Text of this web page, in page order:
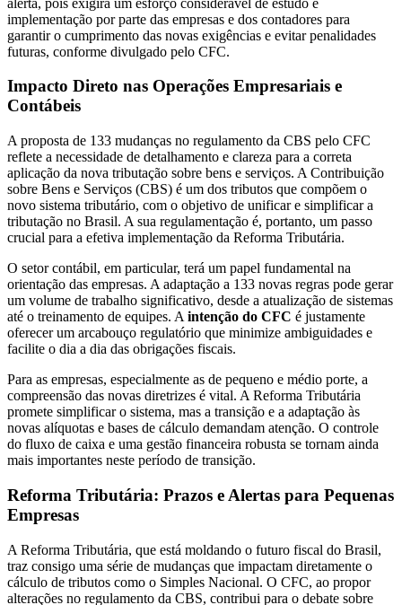
implementação por parte das empresas e dos contadores para
garantir o cumprimento das novas exigências e evitar penalidades
futuras, conforme divulgado pelo CFC.
Impacto Direto nas Operações Empresariais e
Contábeis
A proposta de 133 mudanças no regulamento da CBS pelo CFC
reflete a necessidade de detalhamento e clareza para a correta
aplicação da nova tributação sobre bens e serviços. A Contribuição
sobre Bens e Serviços (CBS) é um dos tributos que compõem o
novo sistema tributário, com o objetivo de unificar e simplificar a
tributação no Brasil. A sua regulamentação é, portanto, um passo
crucial para a efetiva implementação da Reforma Tributária.
O setor contábil, em particular, terá um papel fundamental na
orientação das empresas. A adaptação a 133 novas regras pode gerar
um volume de trabalho significativo, desde a atualização de sistemas
até o treinamento de equipes. A intenção do CFC é justamente
oferecer um arcabouço regulatório que minimize ambiguidades e
facilite o dia a dia das obrigações fiscais.
Para as empresas, especialmente as de pequeno e médio porte, a
compreensão das novas diretrizes é vital. A Reforma Tributária
promete simplificar o sistema, mas a transição e a adaptação às
novas alíquotas e bases de cálculo demandam atenção. O controle
do fluxo de caixa e uma gestão financeira robusta se tornam ainda
mais importantes neste período de transição.
Reforma Tributária: Prazos e Alertas para Pequenas
Empresas
A Reforma Tributária, que está moldando o futuro fiscal do Brasil,
traz consigo uma série de mudanças que impactam diretamente o
cálculo de tributos como o Simples Nacional. O CFC, ao propor
alterações no regulamento da CBS, contribui para o debate sobre